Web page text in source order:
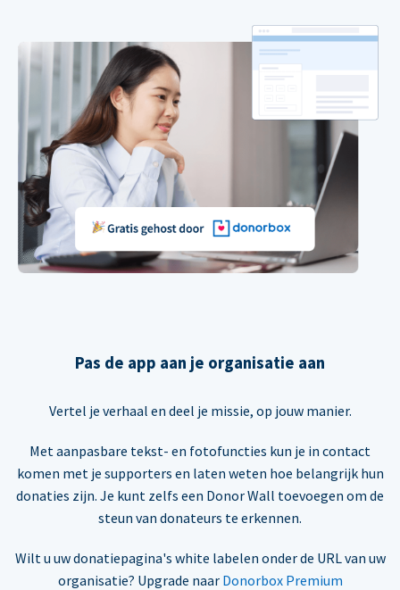
Pas de app aan je organisatie aan
Vertel je verhaal en deel je missie, op jouw manier.
Met aanpasbare tekst- en fotofuncties kun je in contact
komen met je supporters en laten weten hoe belangrijk hun
donaties zijn. Je kunt zelfs een Donor Wall toevoegen om de
steun van donateurs te erkennen.
Wilt u uw donatiepagina's white labelen onder de URL van uw
organisatie? Upgrade naar Donorbox Premium